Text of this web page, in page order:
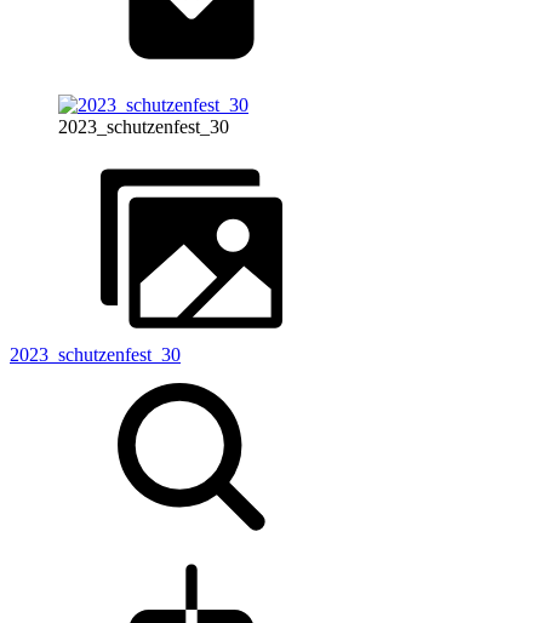
2023_schutzenfest_30
2023_schutzenfest_30